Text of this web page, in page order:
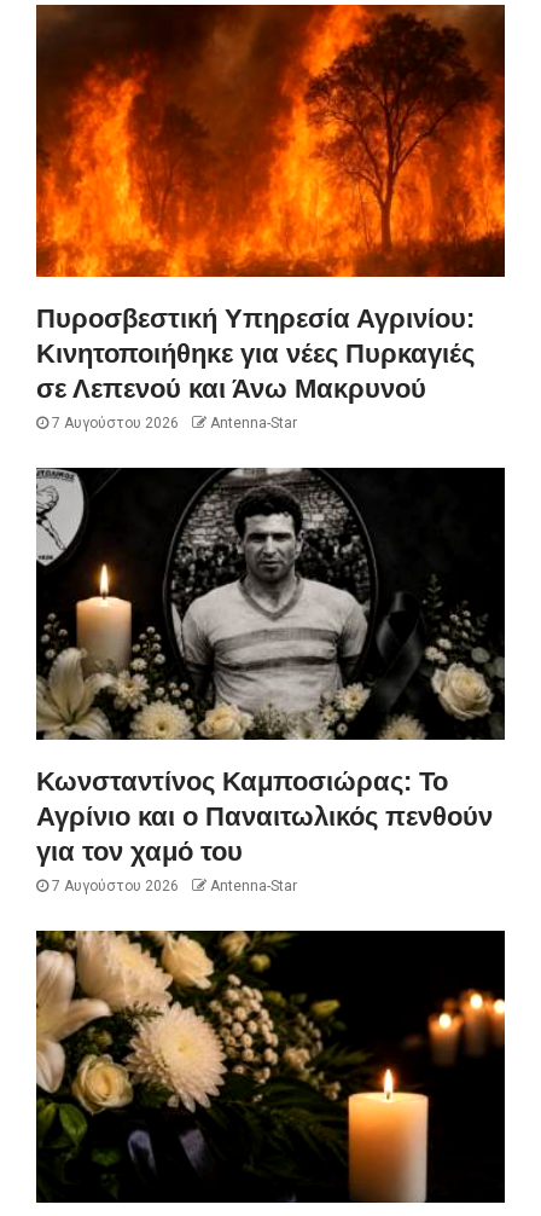
Πυροσβεστική Υπηρεσία Αγρινίου:
Κινητοποιήθηκε για νέες Πυρκαγιές
σε Λεπενού και Άνω Μακρυνού
7 Αυγούστου 2026 Antenna-Star
Κωνσταντίνος Καμποσιώρας: Το
Αγρίνιο και ο Παναιτωλικός πενθούν
για τον χαμό του
7 Αυγούστου 2026 Antenna-Star